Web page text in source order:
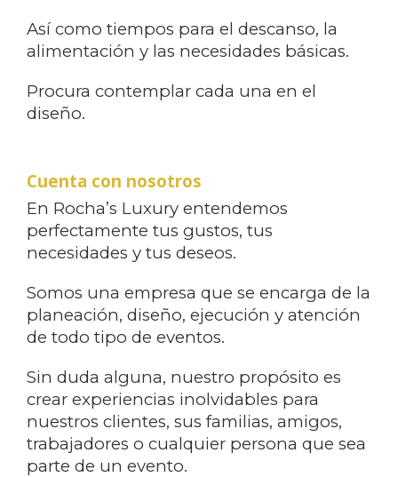
Así como tiempos para el descanso, la
alimentación y las necesidades básicas.
Procura contemplar cada una en el
diseño.
Cuenta con nosotros
En Rocha’s Luxury entendemos
perfectamente tus gustos, tus
necesidades y tus deseos.
Somos una empresa que se encarga de la
planeación, diseño, ejecución y atención
de todo tipo de eventos.
Sin duda alguna, nuestro propósito es
crear experiencias inolvidables para
nuestros clientes, sus familias, amigos,
trabajadores o cualquier persona que sea
parte de un evento.